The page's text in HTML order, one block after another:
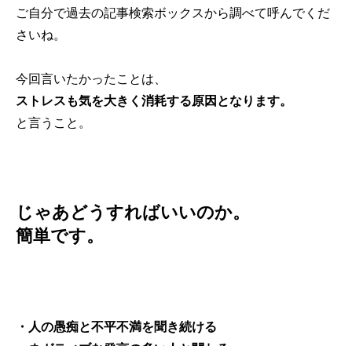
ご自分で過去の記事検索ボックスから調べて呼んでくだ
さいね。
今回言いたかったことは、
ストレスも気を大きく消耗する原因となります。
と言うこと。
じゃあどうすればいいのか。
簡単です。
・人の愚痴と不平不満を聞き続ける